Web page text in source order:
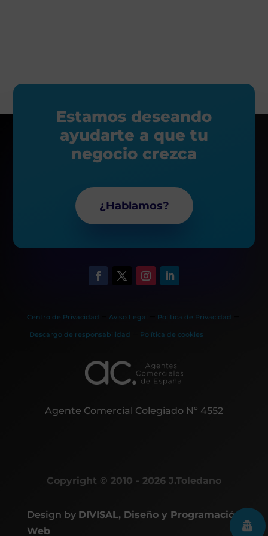
Estamos deseando
ayudarte a que tu
negocio crezca
¿Hablamos?
Centro de Privacidad Aviso Legal Política de Privacidad
Descargo de responsabilidad Política de cookies
Agente Comercial Colegiado Nº 4552
Copyright © 2010 - 2026 J.Toledano
Design by DIVISAL, Diseño y Programación
Web